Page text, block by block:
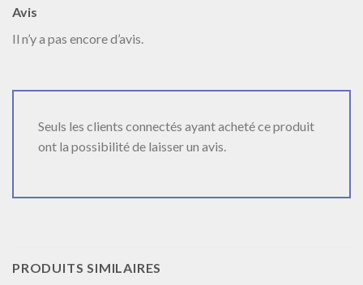
Avis
Il n’y a pas encore d’avis.
Seuls les clients connectés ayant acheté ce produit
ont la possibilité de laisser un avis.
PRODUITS SIMILAIRES